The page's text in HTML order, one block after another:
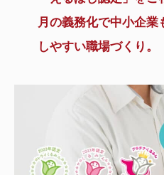
月の義務化で中小企業
しやすい職場づくり。